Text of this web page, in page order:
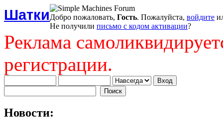
ШаткиДобро пожаловать, Гость. Пожалуйста, войдите
Не получили письмо с кодом активации?
Реклама
регистрации.
Новости: